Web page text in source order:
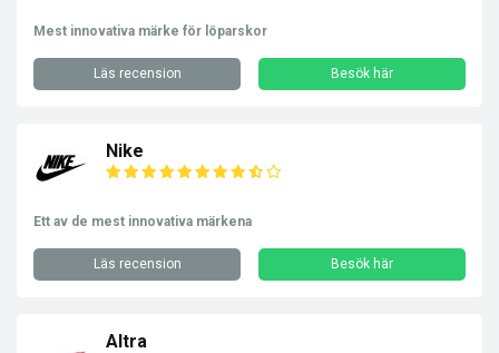
Mest innovativa märke för löparskor
Läs recension Besök här
Nike
Ett av de mest innovativa märkena
Läs recension Besök här
Altra